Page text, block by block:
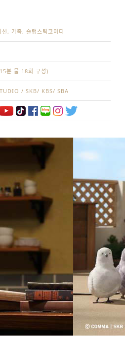
, 가족, 슬랩스틱코미디
분 물 18회 구성)
/ SKB/ KBS/ SBA